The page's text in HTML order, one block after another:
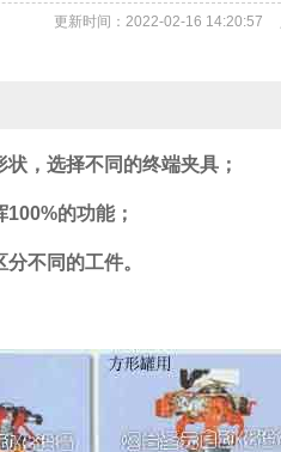
更新时间：2022-02-16 14:20:57
，选择不同的终端夹具；
的功能；
不同的工件。